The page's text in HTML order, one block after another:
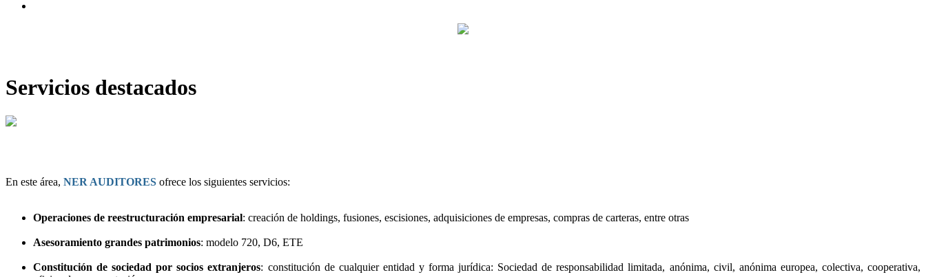
Servicios destacados
En este área, NER AUDITORES ofrece los siguientes servicios:
Operaciones de reestructuración empresarial: creación de holdings, fusiones, escisiones, adquisiciones de empresas, compras de carteras, entre otras
Asesoramiento grandes patrimonios: modelo 720, D6, ETE
Constitución de sociedad por socios extranjeros: constitución de cualquier entidad y forma jurídica: Sociedad de responsabilidad limitada, anónima, civil, anónima europea, colectiva, cooperativa,